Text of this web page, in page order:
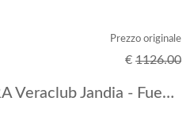
Prezzo originale
€ 1126.00
FUERTEVENTURA Veraclub Jandia - Fuerteventura